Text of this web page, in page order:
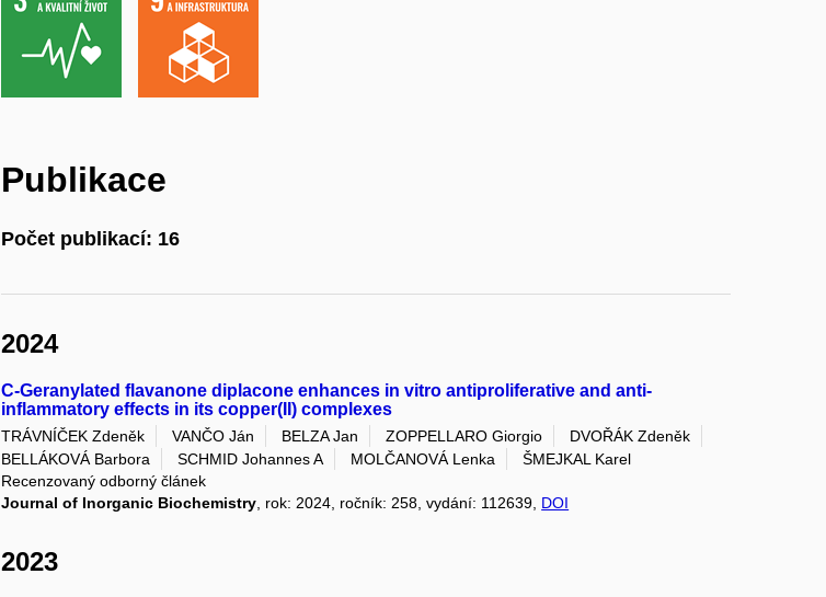
Publikace
Počet publikací: 16
2024
C-Geranylated flavanone diplacone enhances in vitro antiproliferative and anti-
inflammatory effects in its copper(II) complexes
TRÁVNÍČEK Zdeněk VANČO Ján BELZA Jan ZOPPELLARO Giorgio
DVOŘÁK Zdeněk
BELLÁKOVÁ Barbora
SCHMID Johannes A MOLČANOVÁ Lenka
ŠMEJKAL Karel
Recenzovaný odborný článek
Journal of Inorganic Biochemistry , rok: 2024, ročník: 258, vydání: 112639, DOI
2023